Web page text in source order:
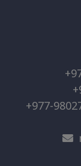
+977-